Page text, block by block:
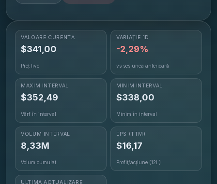
VALOARE CURENTĂ
$341,00
Preț live
VARIAȚIE 1D
-2,29%
vs sesiunea anterioară
MAXIM INTERVAL
$352,49
Vârf în interval
MINIM INTERVAL
$338,00
Minim în interval
VOLUM INTERVAL
8,33M
Volum cumulat
EPS (TTM)
$16,17
Profit/acțiune (12L)
ULTIMA ACTUALIZARE